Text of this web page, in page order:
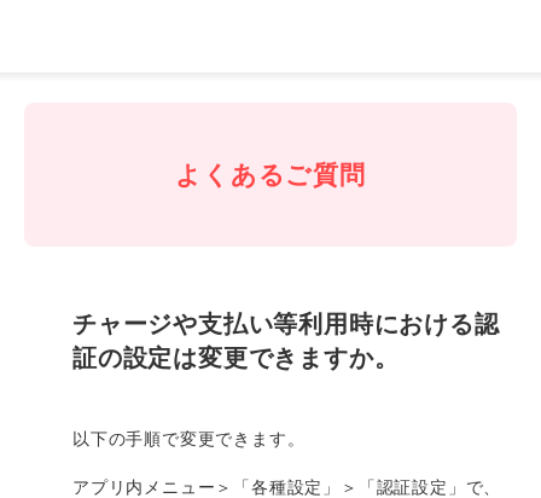
よくあるご質問
チャージや支払い等利用時における認
証の設定は変更できますか。
以下の手順で変更できます。
アプリ内メニュー＞「各種設定」＞「認証設定」で、